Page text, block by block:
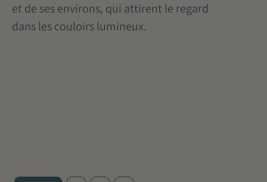
et de ses environs, qui attirent le regard
dans les couloirs lumineux.